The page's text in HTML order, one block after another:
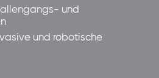
und
und robotische